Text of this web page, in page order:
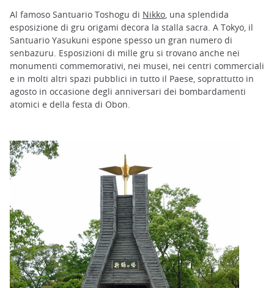
Al famoso Santuario Toshogu di Nikko, una splendida
esposizione di gru origami decora la stalla sacra. A Tokyo, il
Santuario Yasukuni espone spesso un gran numero di
senbazuru. Esposizioni di mille gru si trovano anche nei
monumenti commemorativi, nei musei, nei centri commerciali
e in molti altri spazi pubblici in tutto il Paese, soprattutto in
agosto in occasione degli anniversari dei bombardamenti
atomici e della festa di Obon.